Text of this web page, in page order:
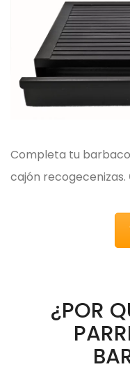
Completa tu
cajón recogecenizas.
¿POR